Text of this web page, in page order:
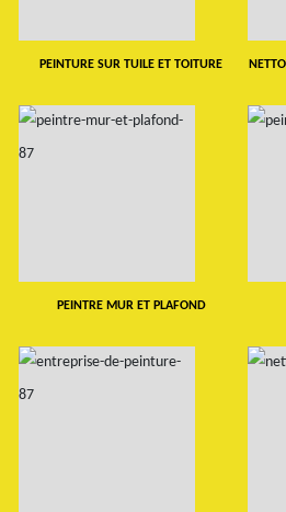
PEINTURE SUR TUILE ET TOITURE
PEINTRE MUR ET PLAFOND